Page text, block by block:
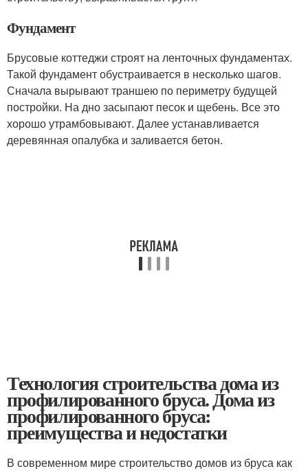
Фундамент
Брусовые коттеджи строят на ленточных фундаментах.
Такой фундамент обустраивается в несколько шагов.
Сначала вырывают траншею по периметру будущей
постройки. На дно засыпают песок и щебень. Все это
хорошо утрамбовывают. Далее устанавливается
деревянная опалубка и заливается бетон.
Технология строительства дома из
профилированного бруса. Дома из
профилированного бруса:
преимущества и недостатки
В современном мире строительство домов из бруса как